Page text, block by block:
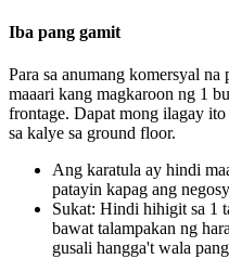
Iba pang gamit
Para sa anumang komersyal na
maaari kang magkaroon ng 1
frontage. Dapat mong ilagay ito
sa kalye sa ground floor.
Ang karatula ay hindi
patayin kapag ang
Sukat: Hindi hihigit sa 1
bawat talampakan ng
gusali hangga't wala